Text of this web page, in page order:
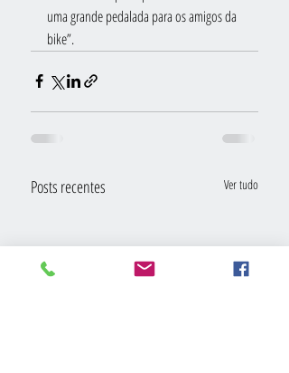
uma grande pedalada para os amigos da
bike”.
Posts recentes Ver tudo